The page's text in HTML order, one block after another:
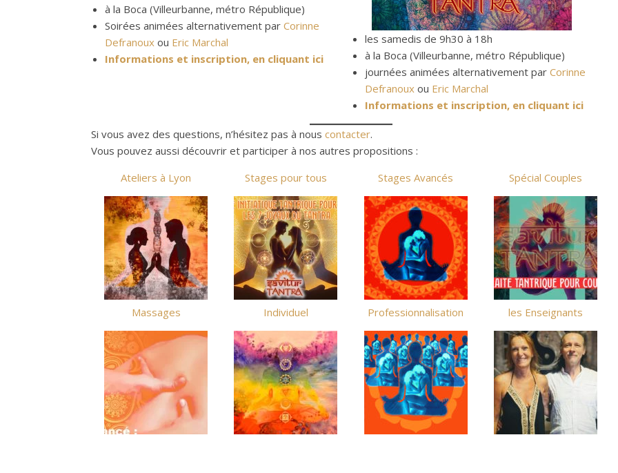
à la Boca (Villeurbanne, métro République)
Soirées animées alternativement par Corinne
Defranoux ou Eric Marchal
Informations et inscription, en cliquant ici
les samedis de 9h30 à 18h
à la Boca (Villeurbanne, métro République)
journées animées alternativement par Corinne
Defranouxou Eric Marchal
Informations et inscription, en cliquant ici
Si vous avez des questions, n’hésitez pas à nous contacter.
Vous pouvez aussi découvrir et participer à nos autres propositions :
Ateliers à Lyon
Stages pour tous Stages Avancés Spécial Couples
Massages Individuel Professionnalisation les Enseignants